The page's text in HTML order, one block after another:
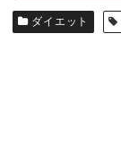
ダイエット